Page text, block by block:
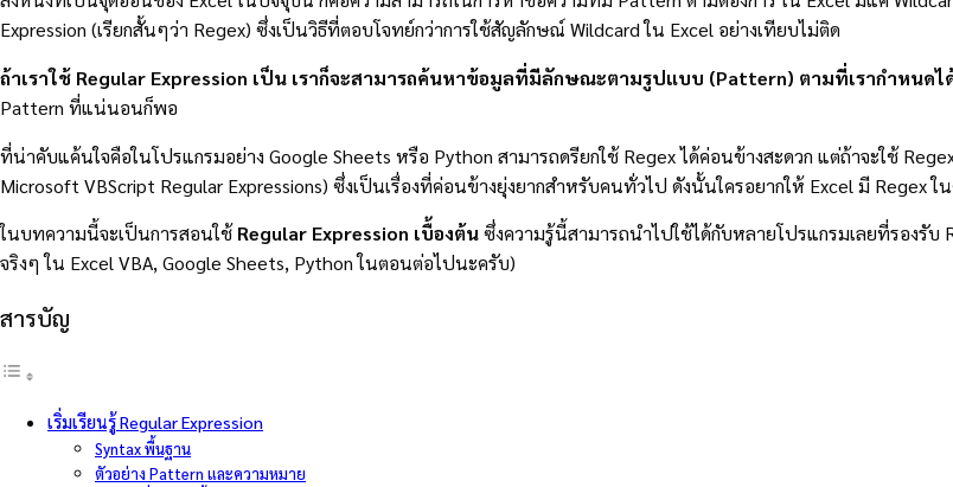
Expression (เรียกสั้นๆว่า Regex) ซึ่งเป็นวิธีที่ตอบโจทย์กว่าการใช้สัญลักษณ์ Wildcard ใน Excel อย่างเทียบไม่ติด
ถ้าเราใช้ Regular Expression เป็น เราก็จะสามารถค้นหาข้อมูลที่มีลักษณะตามรูปแบบ (Pattern) ตามที่เรากำหนดไ
Pattern ที่แน่นอนก็พอ
ที่น่าคับแค้นใจคือในโปรแกรมอย่าง Google Sheets หรือ Python สามารถดรียกใช้ Regex ได้ค่อนข้างสะดวก แต่ถ้าจะใช้
Microsoft VBScript Regular Expressions) ซึ่งเป็นเรื่องที่ค่อนข้างยุ่งยากสำหรับคนทั่วไป ดังนั้นใครอยากให้ Excel มี Regex ใน
ในบทความนี้จะเป็นการสอนใช้ Regular Expression เบื้องต้นซึ่งความรู้นี้สามารถนำไปใช้ได้กับหลายโปรแกรมเลยที่รองรับ
จริงๆ ใน Excel VBA, Google Sheets, Python ในตอนต่อไปนะครับ)
สารบัญ
เริ่มเรียนรู้ Regular Expression
Syntax พื้นฐาน
ตัวอย่าง Pattern และความหมาย